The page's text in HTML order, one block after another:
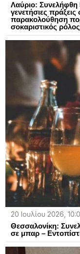
Λαύριο: Συνελήφθη
γενετήσιες
παρακολούθηση
σοκαριστικός
20 Ιουλίου 2026,
Θεσσαλονίκη:
σε μπαρ –